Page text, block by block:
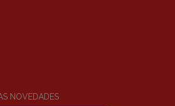
NOVEDADES